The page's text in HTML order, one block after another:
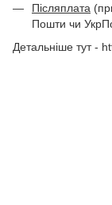
Післяплата
Пошти чи
Детальніше тут -